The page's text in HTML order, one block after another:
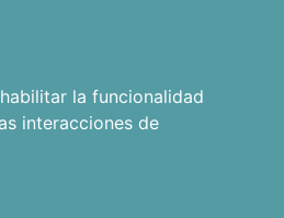
la funcionalidad
interacciones de